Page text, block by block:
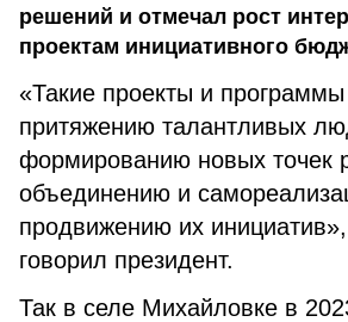
решений и отмечал рост
проектам инициативного
«Такие проекты и
притяжению талантливых
формированию новых точек
объединению и
продвижению их
говорил президент.
Так в селе Михайловке в